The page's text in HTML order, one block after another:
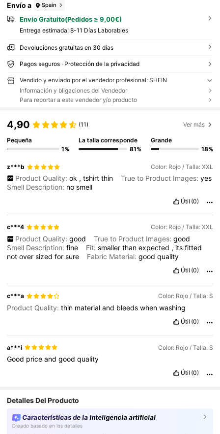
Envío a Spain
Envío Gratuito(Pedidos ≥ 9,00€)
Entrega estimada: 8-11 Días Laborables
Devoluciones gratuitas en 30 días
Pagos seguros · Protección de la privacidad
Vendido y enviado por el vendedor profesional: SHEIN
Información y bligaciones del Vendedor
Para reportar a este vendedor y/o producto
4,90 (11) Ver más
Pequeña
1%
La talla corresponde
81%
Grande
18%
z***b Color: Rojo / Talla: XXL
Product Quality: ok , tshirt thin True to Product Images: yes
Smell Description: nosmell
Útil (0)
c***4 Color: Rojo / Talla: XXL
Product Quality: good True to Product Images: good
Smell Description:fine Fit:smallerthanexpected , itsfitted
notoversizedforsure Fabric Material:goodquality
Útil (0)
c***a Color: Rojo / Talla: S
Product Quality:thin materialand bleedswhenwashing
Útil (0)
a***i Color: Rojo / Talla: S
Good priceandgoodquality
Útil (0)
Detalles Del Producto
Características de la inteligencia artificial
Creado basado en los detalles